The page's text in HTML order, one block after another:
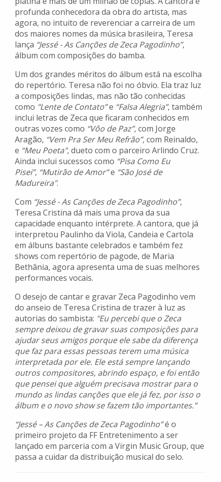
profunda conhecedora da obra do artista, mas
agora, no intuito de reverenciar a carreira de um
dos maiores nomes da música brasileira, Teresa
lança “Jessé - As Canções de Zeca Pagodinho”,
álbum com composições do bamba.
Um dos grandes méritos do álbum está na escolha
do repertório. Teresa não foi no óbvio. Ela traz luz
a composições lindas, mas não tão conhecidas
como "Lente de Contato”e “Falsa Alegria”, também
inclui letras de Zeca que ficaram conhecidos em
outras vozes como “Vôo de Paz”, com Jorge
Aragão, “Vem Pra Ser Meu Refrão”, com Reinaldo,
e “Meu Poeta", dueto com o parceiro Arlindo Cruz.
Ainda inclui sucessos como “Pisa Como Eu
Pisei”, “Mutirão de Amor”e “São José de
Madureira".
Com “Jessé - As Canções de Zeca Pagodinho”,
Teresa Cristina dá mais uma prova da sua
capacidade enquanto intérprete. A cantora, que já
interpretou Paulinho da Viola, Candeia e Cartola
em álbuns bastante celebrados e também fez
shows com repertório de pagode, de Maria
Bethânia, agora apresenta uma de suas melhores
performances vocais.
O desejo de cantar e gravar Zeca Pagodinho vem
do anseio de Teresa Cristina de trazer à luz as
autorias do sambista: "Eu percebi que o Zeca
sempre deixou de gravar suas composições para
ajudar seus amigos porque ele sabe da diferença
que faz para essas pessoas terem uma música
interpretada por ele. Ele está sempre lançando
outros compositores, abrindo espaço, e foi então
que pensei que alguém precisava mostrar para o
mundo as lindas canções que ele já fez, por isso o
álbum e o novo show se fazem tão importantes.”
“Jessé – As Canções de Zeca Pagodinho”é o
primeiro projeto da FF Entretenimento a ser
lançado em parceria com a Virgin Music Group, que
passa a cuidar da distribuição musical do selo.